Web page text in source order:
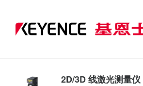
2D/3D 线激光测量仪